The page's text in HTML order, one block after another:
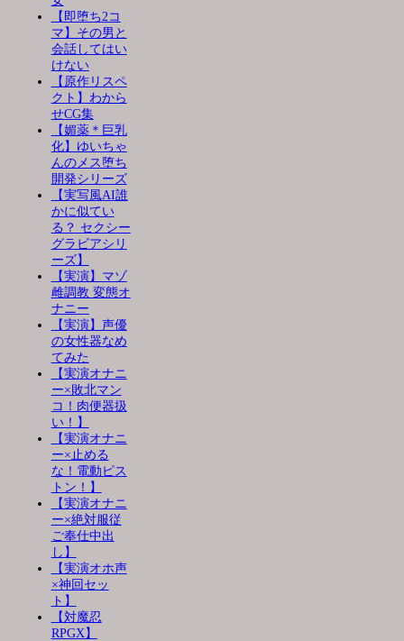
【即堕ち2コ
マ】その男と
会話してはい
けない
【原作リスペ
クト】わから
せCG集
【媚薬＊巨乳
化】ゆいちゃ
んのメス堕ち
開発シリーズ
【実写風AI誰
かに似てい
る？ セクシー
グラビアシリ
ーズ】
【実演】マゾ
雌調教 変態オ
ナニー
【実演】声優
の女性器なめ
てみた
【実演オナニ
ー×敗北マン
コ！肉便器扱
い！】
【実演オナニ
ー×止める
な！電動ピス
トン！】
【実演オナニ
ー×絶対服従
ご奉仕中出
し】
【実演オホ声
×神回セッ
ト】
【対魔忍
RPGX】